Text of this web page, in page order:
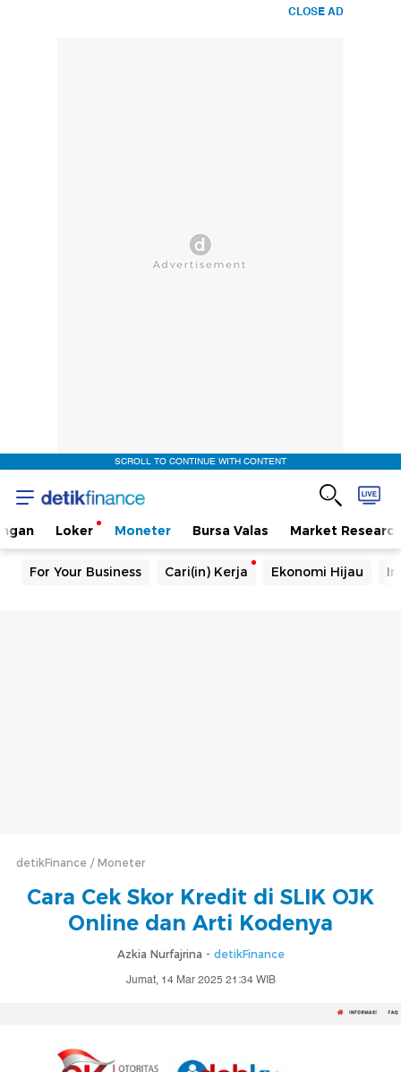
CLOSE AD
SCROLL TO CONTINUE WITH CONTENT
Loker Moneter Bursa Valas Market Research
For Your Business Cari(in) Kerja Ekonomi Hijau
detikFinance Moneter
Cara Cek Skor Kredit di SLIK OJK
Online dan Arti Kodenya
Azkia Nurfajrina - detikFinance
Jumat, 14 Mar 2025 21:34 WIB